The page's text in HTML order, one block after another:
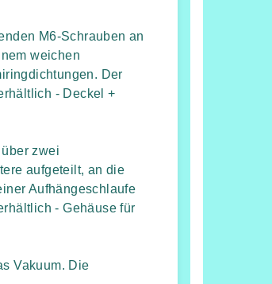
M6-Schrauben an
weichen
Der
- Deckel +
zwei
aufgeteilt, an die
Aufhängeschlaufe
- Gehäuse für
Vakuum. Die